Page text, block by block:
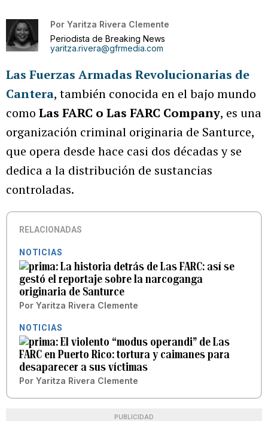
Por Yaritza Rivera Clemente
Periodista de Breaking News
yaritza.rivera@gfrmedia.com
Las Fuerzas Armadas Revolucionarias de
Cantera, también conocida en el bajo mundo
como Las FARC o Las FARC Company, es una
organización criminal originaria de Santurce,
que opera desde hace casi dos décadas y se
dedica a la distribución de sustancias
controladas.
RELACIONADAS
NOTICIAS
La historia detrás de Las FARC: así se
gestó el reportaje sobre la narcoganga
originaria de Santurce
Por Yaritza Rivera Clemente
NOTICIAS
El violento “modus operandi” de Las
FARC en Puerto Rico: tortura y caimanes para
desaparecer a sus víctimas
Por Yaritza Rivera Clemente
PUBLICIDAD